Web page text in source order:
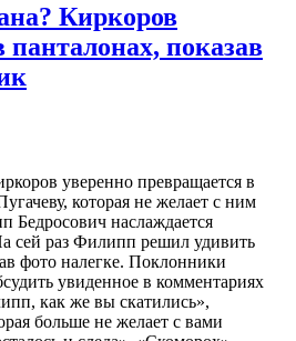
Киркоров
показав
уверенно превращается в
которая не желает с ним
Бедросович наслаждается
сей раз Филипп решил удивить
фото налегке. Поклонники
увиденное в комментариях
как же вы скатились»,
больше не желает с вами